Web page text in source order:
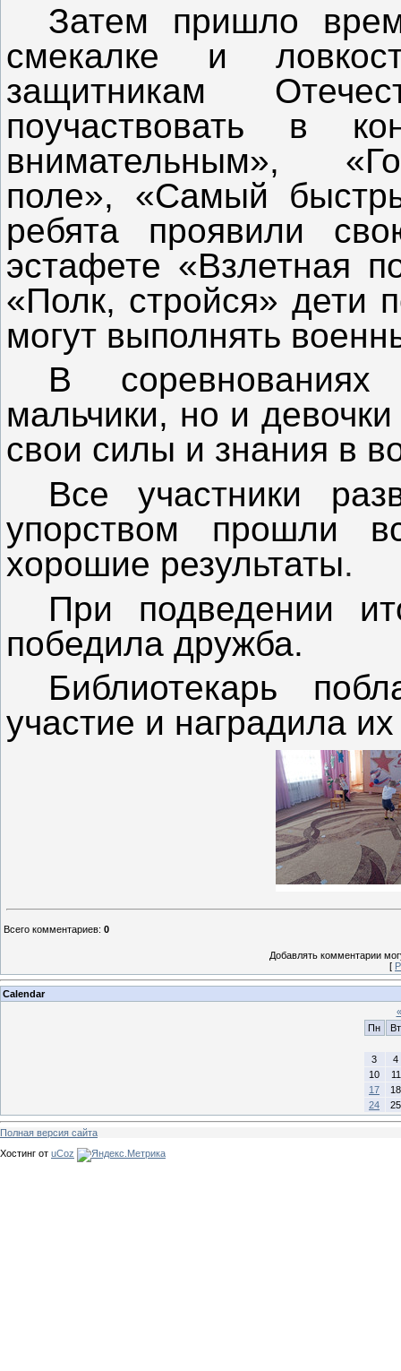
Затем пришло
смекалке и
защитникам
поучаствовать в
внимательным»,
поле», «Самый
ребята проявили
эстафете «Взлетная
«Полк, стройся» дети
могут выполнять
В
мальчики, но и
свои силы и знания в
Все участники
упорством прошли
хорошие результаты.
При подведении
победила дружба.
Библиотекарь
участие и наградила
Всего комментариев: 0
Добавлять комментарии
[
Calendar
«
Пн
Вт
3
4
10
11
17
18
24
25
Полная версия сайта
Хостинг от uCoz